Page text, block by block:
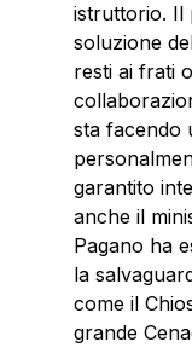
istruttorio. Il
soluzione
resti ai frati
sta facendo
garantito
anche il
Pagano ha
la
come il
grande